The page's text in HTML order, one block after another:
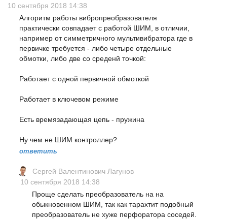
10 сентября 2018 14:38
Алгоритм работы вибропреобразователя
практически совпадает с работой ШИМ, в отличии,
например от симметричного мультивибратора где в
первичке требуется - либо четыре отдельные
обмотки, либо две со среденй точкой:
Работает с одной первичной обмоткой
Работает в ключевом режиме
Есть времязадающая цепь - пружина
Ну чем не ШИМ контроллер?
ответить
Сергей Валентинович Лагунов
10 сентября 2018 14:38
Проще сделать преобразователь на на
обыкновенном ШИМ, так как тарахтит подобный
преобразователь не хуже перфоратора соседей.